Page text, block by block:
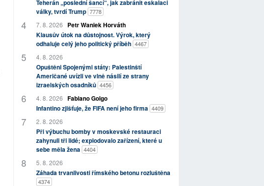
Teherán „poslední šancí“, jak zabránit eskalaci
války, tvrdí Trump 7778
7. 8. 2026
Petr Waniek Horváth
Klausův útok na důstojnost. Výrok, který
odhaluje celý jeho politický příběh 4467
4. 8. 2026
Opuštěni Spojenými státy: Palestinští
Američané uvízli ve vlně násilí ze strany
izraelských osadníků 4456
4. 8. 2026 Fabiano Golgo
Infantino zjišťuje, že FIFA není jeho firma 4409
2. 8. 2026
Při výbuchu bomby v moskevské restauraci
zahynuli tři lidé; explodovalo zařízení, které u
sebe měla žena 4404
5. 8. 2026
Záhada trvanlivosti římského betonu rozluštěna
4374